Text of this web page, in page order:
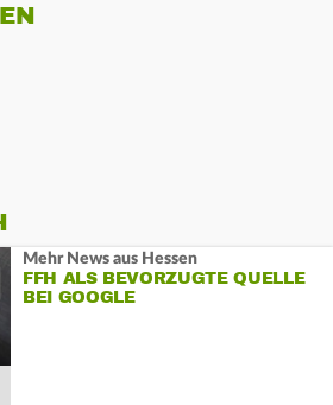
Mehr News aus Hessen
FFH ALS BEVORZUGTE QUELLE
BEI GOOGLE